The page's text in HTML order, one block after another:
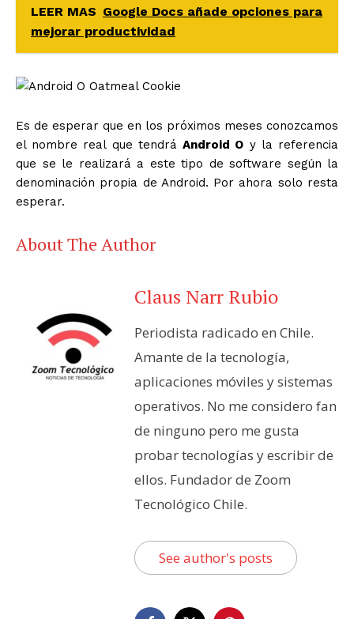
LEER MAS Google Docs añade opciones para
mejorar productividad
Es de esperar que en los próximos meses conozcamos
el nombre real que tendráAndroid O y la referencia
que se le realizará a este tipo de software según la
denominación propia de Android. Por ahora solo resta
esperar.
About The Author
Claus Narr Rubio
Periodista radicado en Chile.
Amante de la tecnología,
aplicaciones móviles y sistemas
operativos. No me considero fan
de ninguno pero me gusta
probar tecnologías y escribir de
ellos. Fundador de Zoom
Tecnológico Chile.
See author's posts